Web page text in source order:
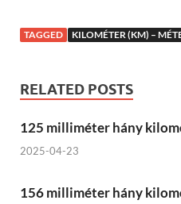
TAGGED KILOMÉTER (KM) –
RELATED POSTS
125 milliméter hány
2025-04-23
156 milliméter hány